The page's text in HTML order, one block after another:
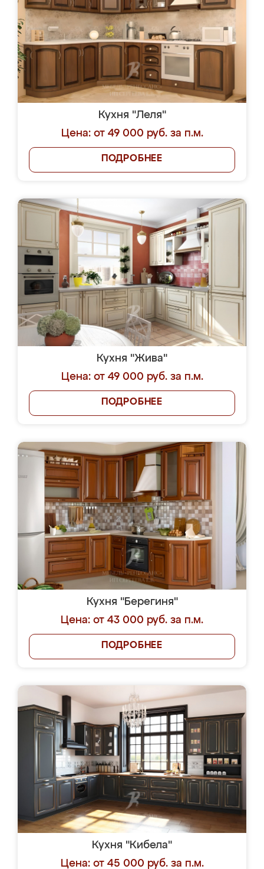
Кухня "Леля"
Цена: от 49 000 руб. за п.м.
ПОДРОБНЕЕ
Кухня "Жива"
Цена: от 49 000 руб. за п.м.
ПОДРОБНЕЕ
Кухня "Берегиня"
Цена: от 43 000 руб. за п.м.
ПОДРОБНЕЕ
Кухня "Кибела"
Цена: от 45 000 руб. за п.м.